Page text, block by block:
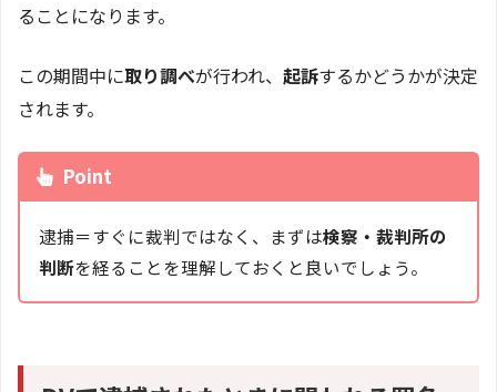
ることになります。
この期間中に取り調べが行われ、 起訴するかどうかが決定
されます。
Point
逮捕＝すぐに裁判ではなく、まずは検察・裁判所の
判断を経ることを理解しておくと良いでしょう。